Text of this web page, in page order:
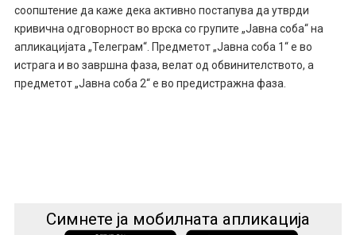
соопштение да каже дека активно постапува да утврди
кривична одговорност во врска со групите „Јавна соба“ на
апликацијата „Телеграм“. Предметот „Јавна соба 1“ е во
истрага и во завршна фаза, велат од обвинителството, а
предметот „Јавна соба 2“ е во предистражна фаза.
Симнете ја мобилната апликација